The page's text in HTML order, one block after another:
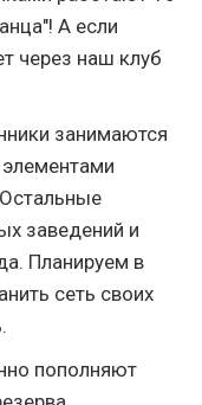
А если
через наш клуб
занимаются
заведений и
Планируем в
сеть своих
пополняют